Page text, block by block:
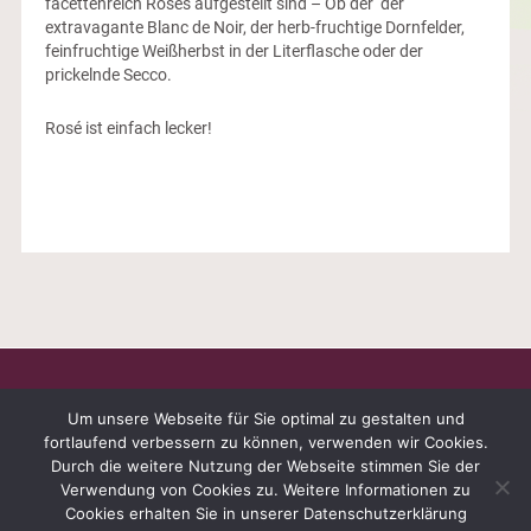
extravagante Blanc de Noir, der herb-fruchtige Dornfelder,
feinfruchtige Weißherbst in der Literflasche oder der
prickelnde Secco.
Rosé ist einfach lecker!
WEINGUT PETER HARTH · AUF DER PETERSWIESE 1 ·
55271 STADECKEN-ELSHEIM · TEL.: 06136 - 916563 FAX.:
Um unsere Webseite für Sie optimal zu gestalten und
fortlaufend verbessern zu können, verwenden wir Cookies.
Durch die weitere Nutzung der Webseite stimmen Sie der
Verwendung von Cookies zu. Weitere Informationen zu
Cookies erhalten Sie in unserer Datenschutzerklärung